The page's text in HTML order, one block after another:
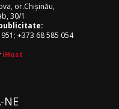
or.Chişinău,
30/1
; +373 68 585 054
iHost
NE